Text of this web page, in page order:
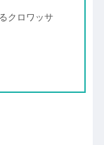
クロワッサ